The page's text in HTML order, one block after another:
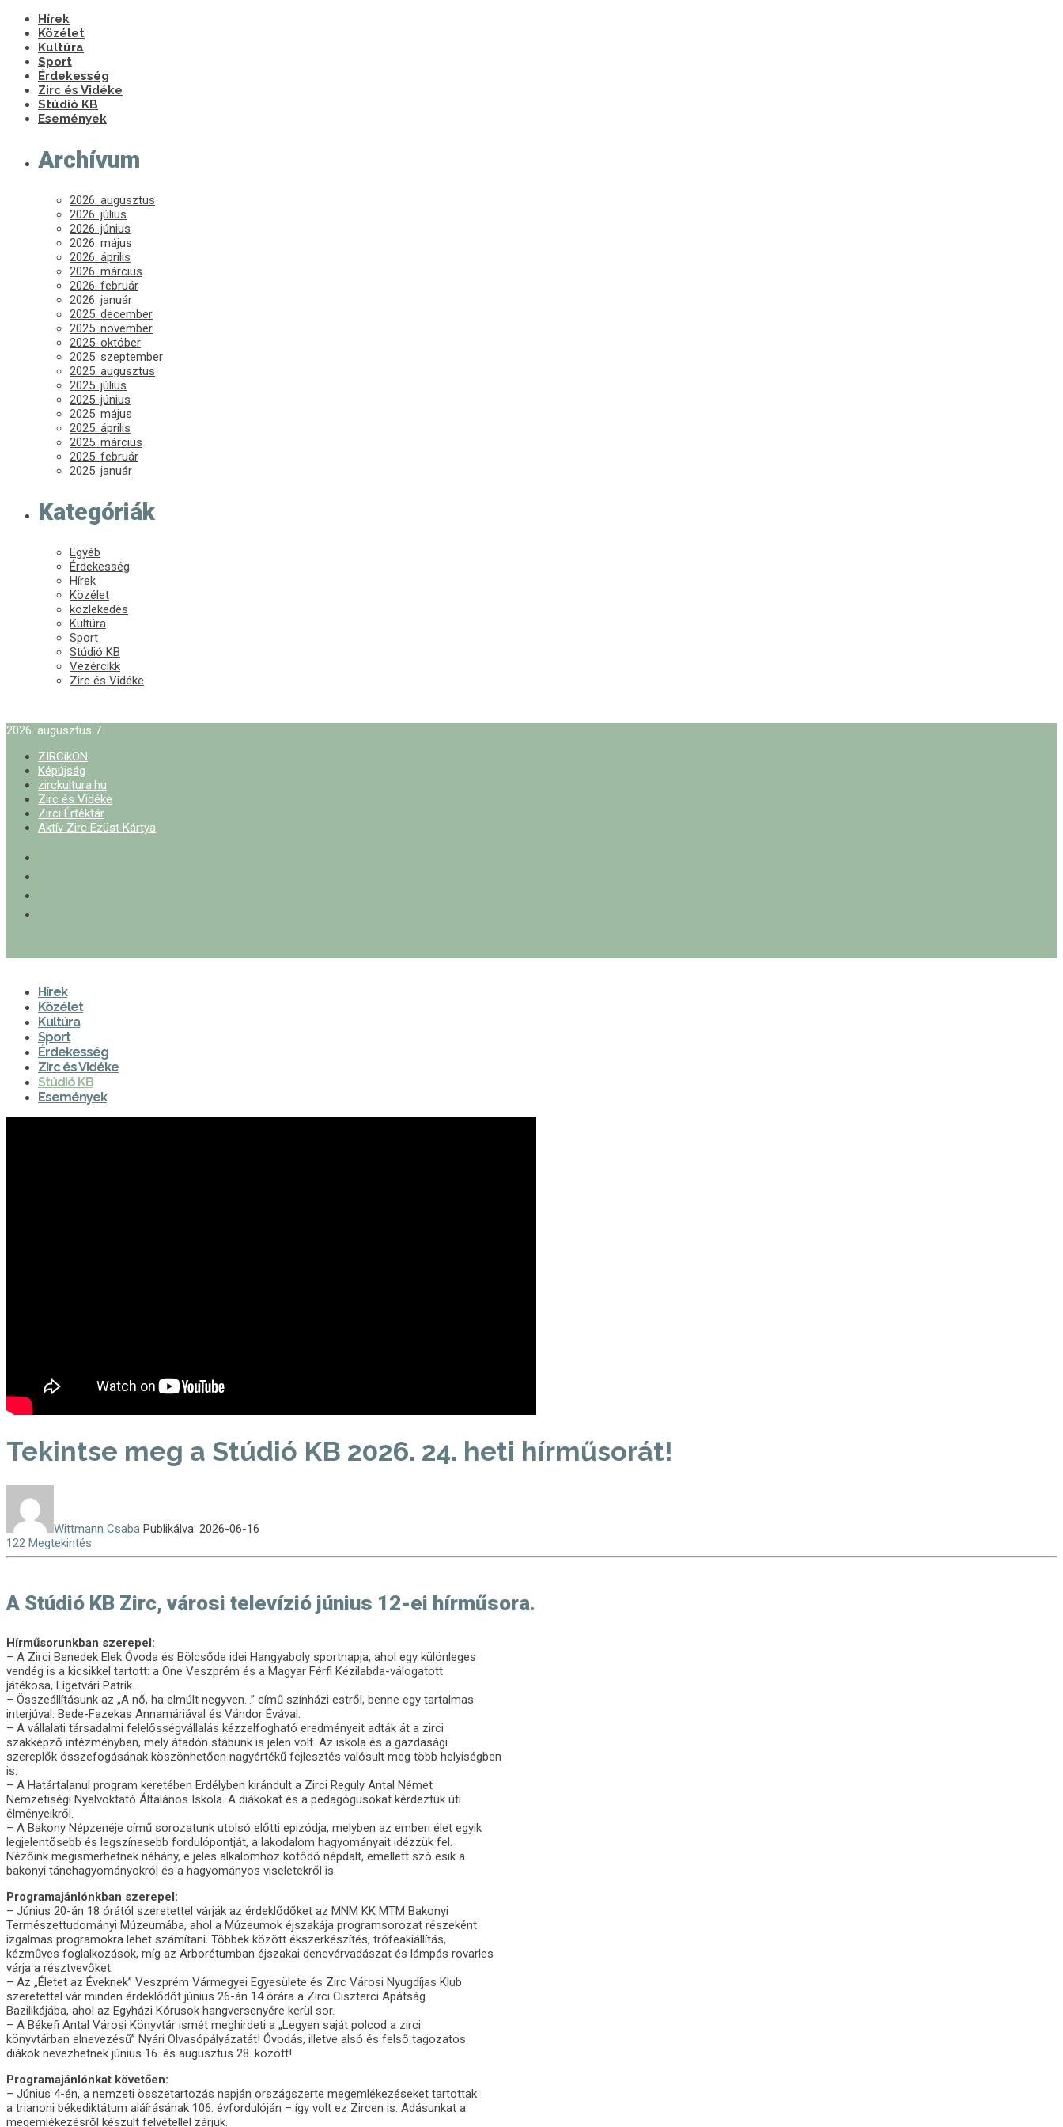
Hírek
Közélet
Kultúra
Sport
Érdekesség
Zirc és Vidéke
Stúdió KB
Események
Archívum
2026. augusztus
2026. július
2026. június
2026. május
2026. április
2026. március
2026. február
2026. január
2025. december
2025. november
2025. október
2025. szeptember
2025. augusztus
2025. július
2025. június
2025. május
2025. április
2025. március
2025. február
2025. január
Kategóriák
Egyéb
Érdekesség
Hírek
Közélet
közlekedés
Kultúra
Sport
Stúdió KB
Vezércikk
Zirc és Vidéke
2026. augusztus 7.
ZIRCikON
Képújság
zirckultura.hu
Zirc és Vidéke
Zirci Értéktár
Aktív Zirc Ezüst Kártya
Hírek
Közélet
Kultúra
Sport
Érdekesség
Zirc és Vidéke
Stúdió KB
Események
Tekintse meg a Stúdió KB 2026. 24. heti hírműsorát!
Wittmann Csaba Publikálva: 2026-06-16
122 Megtekintés
A Stúdió KB Zirc, városi televízió június 12-ei hírműsora.
Hírműsorunkban szerepel:
– A Zirci Benedek Elek Óvoda és Bölcsőde idei Hangyaboly sportnapja, ahol egy különleges
vendég is a kicsikkel tartott: a One Veszprém és a Magyar Férfi Kézilabda-válogatott
játékosa, Ligetvári Patrik.
– Összeállításunk az „A nő, ha elmúlt negyven…” című színházi estről, benne egy tartalmas
interjúval: Bede-Fazekas Annamáriával és Vándor Évával.
– A vállalati társadalmi felelősségvállalás kézzelfogható eredményeit adták át a zirci
szakképző intézményben, mely átadón stábunk is jelen volt. Az iskola és a gazdasági
szereplők összefogásának köszönhetően nagyértékű fejlesztés valósult meg több helyiségben
is.
– A Határtalanul program keretében Erdélyben kirándult a Zirci Reguly Antal Német
Nemzetiségi Nyelvoktató Általános Iskola. A diákokat és a pedagógusokat kérdeztük úti
élményeikről.
– A Bakony Népzenéje című sorozatunk utolsó előtti epizódja, melyben az emberi élet egyik
legjelentősebb és legszínesebb fordulópontját, a lakodalom hagyományait idézzük fel.
Nézőink megismerhetnek néhány, e jeles alkalomhoz kötődő népdalt, emellett szó esik a
bakonyi tánchagyományokról és a hagyományos viseletekről is.
Programajánlónkban szerepel:
– Június 20-án 18 órától szeretettel várják az érdeklődőket az MNM KK MTM Bakonyi
Természettudományi Múzeumába, ahol a Múzeumok éjszakája programsorozat részeként
izgalmas programokra lehet számítani. Többek között ékszerkészítés, trófeakiállítás,
kézműves foglalkozások, míg az Arborétumban éjszakai denevérvadászat és lámpás rovarles
várja a résztvevőket.
– Az „Életet az Éveknek” Veszprém Vármegyei Egyesülete és Zirc Városi Nyugdíjas Klub
szeretettel vár minden érdeklődőt június 26-án 14 órára a Zirci Ciszterci Apátság
Bazilikájába, ahol az Egyházi Kórusok hangversenyére kerül sor.
– A Békefi Antal Városi Könyvtár ismét meghirdeti a „Legyen saját polcod a zirci
könyvtárban elnevezésű” Nyári Olvasópályázatát! Óvodás, illetve alsó és felső tagozatos
diákok nevezhetnek június 16. és augusztus 28. között!
Programajánlónkat követően:
– Június 4-én, a nemzeti összetartozás napján országszerte megemlékezéseket tartottak
a trianoni békediktátum aláírásának 106. évfordulóján – így volt ez Zircen is. Adásunkat a
megemlékezésről készült felvétellel zárjuk.